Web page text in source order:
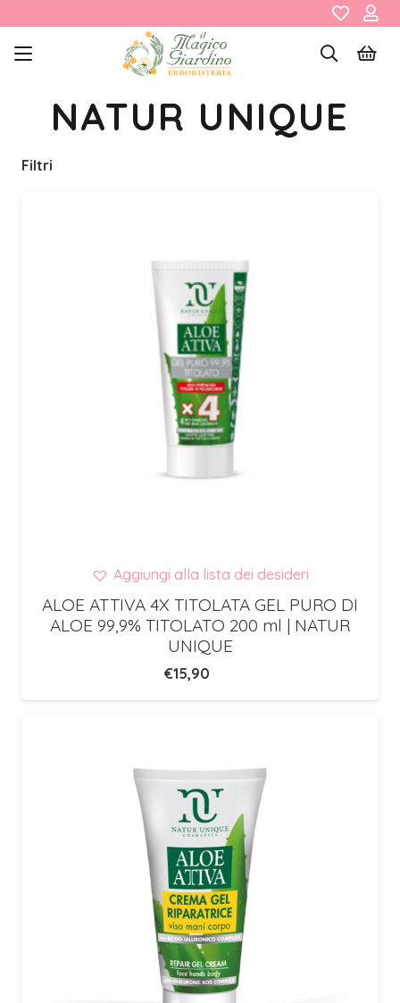
NATUR UNIQUE
Filtri
Aggiungi alla lista dei desideri
ALOE ATTIVA 4X TITOLATA GEL PURO DI
ALOE 99,9% TITOLATO 200 ml | NATUR
UNIQUE
€15,90